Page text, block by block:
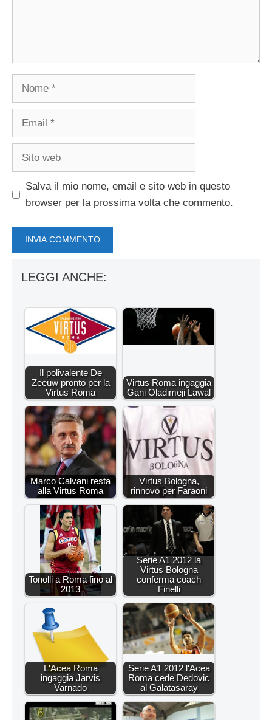
Nome
Email
Sito
Salva il mio nome, email e sito web in questo
browser per la prossima volta che commento.
LEGGI ANCHE:
Il polivalente De
Zeeuw pronto per la
Virtus Roma
Virtus Roma ingaggia
Gani Oladimeji Lawal
Marco Calvani resta
alla Virtus Roma
Virtus Bologna,
rinnovo per Faraoni
Tonolli a Roma fino al
2013
Serie A1 2012 la
Virtus Bologna
conferma coach
Finelli
L'Acea Roma
ingaggia Jarvis
Varnado
Serie A1 2012 l'Acea
Roma cede Dedovic
al Galatasaray